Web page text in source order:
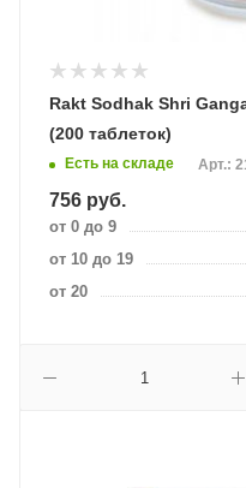
Rakt Sodhak Shri
(200 таблеток)
Есть на складе Арт.:
756 руб.
от 0 до 9
от 10 до 19
от 20